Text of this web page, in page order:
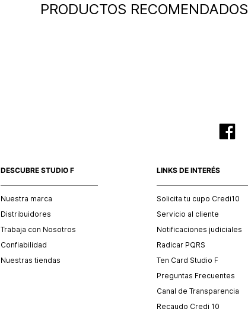
PRODUCTOS RECOMENDADOS
DESCUBRE STUDIO F
Nuestra marca
Distribuidores
Trabaja con Nosotros
Confiabilidad
Nuestras tiendas
LINKS DE INTERÉS
Solicita tu cupo Credi10
Servicio al cliente
Notificaciones judiciales
Radicar PQRS
Ten Card Studio F
Preguntas Frecuentes
Canal de Transparencia
Recaudo Credi 10